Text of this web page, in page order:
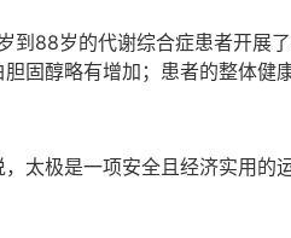
88岁的代谢综合症患者开展
固醇略有增加；患者的整体
极是一项安全且经济实用的